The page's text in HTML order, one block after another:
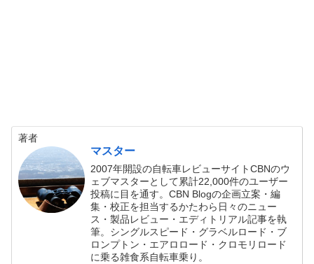
著者
マスター
2007年開設の自転車レビューサイトCBNのウ
ェブマスターとして累計22,000件のユーザー
投稿に目を通す。CBN Blogの企画立案・編
集・校正を担当するかたわら日々のニュー
ス・製品レビュー・エディトリアル記事を執
筆。シングルスピード・グラベルロード・ブ
ロンプトン・エアロロード・クロモリロード
に乗る雑食系自転車乗り。